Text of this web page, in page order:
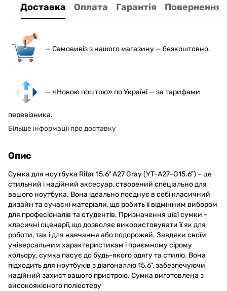
Доставка Оплата Гарантія Повернення
— Самовивіз з нашого магазину — безкоштовно.
— «Новою поштою» по Україні — за тарифами
перевізника.
Більше інформації про доставку
Опис
Сумка для ноутбука Ritar 15.6" A27 Gray (YT-A27-G15.6") – це
стильний і надійний аксесуар, створений спеціально для
вашого ноутбука. Вона ідеально поєднує в собі класичний
дизайн та сучасні матеріали, що робить її відмінним вибором
для професіоналів та студентів. Призначення цієї сумки –
класичні сценарії, що дозволяє використовувати її як для
роботи, так і для навчання або подорожей. Завдяки своїм
універсальним характеристикам і приємному сірому
кольору, сумка пасує до будь-якого одягу та стилю. Вона
підходить для ноутбуків з діагоналлю 15.6", забезпечуючи
надійний захист вашого пристрою. Сумка виготовлена з
високоякісного поліестеру